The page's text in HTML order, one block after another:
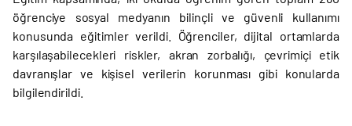
öğrenciye sosyal medyanın bilinçli ve güvenli kullanımı
konusunda eğitimler verildi. Öğrenciler, dijital ortamlarda
karşılaşabilecekleri riskler, akran zorbalığı, çevrimiçi etik
davranışlar ve kişisel verilerin korunması gibi konularda
bilgilendirildi.